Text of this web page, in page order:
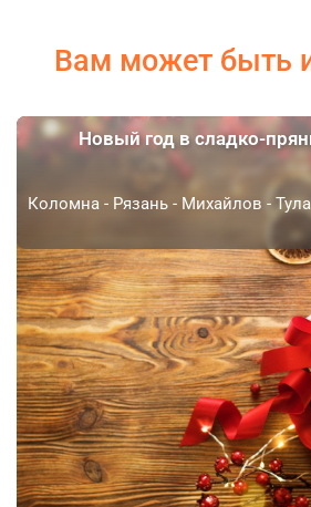
Вам может быть
Новый год в сладко-
Коломна - Рязань - Михайлов - Тула